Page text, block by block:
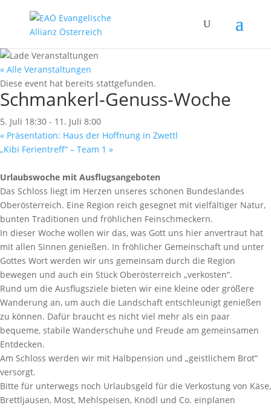
« Alle Veranstaltungen
Diese event hat bereits stattgefunden.
Schmankerl-Genuss-Woche
5. Juli 18:30 - 11. Juli 8:00
« Präsentation: Haus der Hoffnung in Zwettl
„Kibi Ferientreff“ – Team 1 »
Urlaubswoche mit Ausflugsangeboten
Das Schloss liegt im Herzen unseres schönen Bundeslandes
Oberösterreich. Eine Region reich gesegnet mit vielfältiger Natur,
bunten Traditionen und fröhlichen Feinschmeckern.
In dieser Woche wollen wir das, was Gott uns hier anvertraut hat
mit allen Sinnen genießen. In fröhlicher Gemeinschaft und unter
Gottes Wort werden wir uns gemeinsam durch die Region
bewegen und auch ein Stück Oberösterreich „verkosten“.
Rund um die Ausflugsziele bieten wir eine kleine oder größere
Wanderung an, um auch die Landschaft entschleunigt genießen
zu können. Dafür braucht es nicht viel mehr als ein paar
bequeme, stabile Wanderschuhe und Freude am gemeinsamen
Entdecken.
Am Schloss werden wir mit Halbpension und „geistlichem Brot“
versorgt.
Bitte für unterwegs noch Urlaubsgeld für die Verkostung von Käse,
Brettljausen, Most, Mehlspeisen, Knödl und Co. einplanen